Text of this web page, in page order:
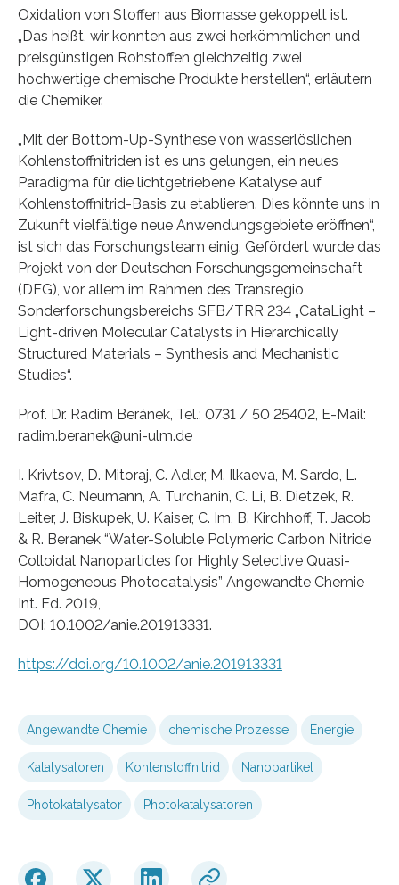
Oxidation von Stoffen aus Biomasse gekoppelt ist.
„Das heißt, wir konnten aus zwei herkömmlichen und
preisgünstigen Rohstoffen gleichzeitig zwei
hochwertige chemische Produkte herstellen“, erläutern
die Chemiker.
„Mit der Bottom-Up-Synthese von wasserlöslichen
Kohlenstoffnitriden ist es uns gelungen, ein neues
Paradigma für die lichtgetriebene Katalyse auf
Kohlenstoffnitrid-Basis zu etablieren. Dies könnte uns in
Zukunft vielfältige neue Anwendungsgebiete eröffnen“,
ist sich das Forschungsteam einig. Gefördert wurde das
Projekt von der Deutschen Forschungsgemeinschaft
(DFG), vor allem im Rahmen des Transregio
Sonderforschungsbereichs SFB/TRR 234 „CataLight –
Light-driven Molecular Catalysts in Hierarchically
Structured Materials – Synthesis and Mechanistic
Studies“.
Prof. Dr. Radim Beránek, Tel.: 0731 / 50 25402, E-Mail:
radim.beranek@uni-ulm.de
I. Krivtsov, D. Mitoraj, C. Adler, M. Ilkaeva, M. Sardo, L.
Mafra, C. Neumann, A. Turchanin, C. Li, B. Dietzek, R.
Leiter, J. Biskupek, U. Kaiser, C. Im, B. Kirchhoff, T. Jacob
& R. Beranek “Water-Soluble Polymeric Carbon Nitride
Colloidal Nanoparticles for Highly Selective Quasi-
Homogeneous Photocatalysis” Angewandte Chemie
Int. Ed. 2019,
DOI: 10.1002/anie.201913331.
https://doi.org/10.1002/anie.201913331
Angewandte Chemie chemische Prozesse Energie
Katalysatoren Kohlenstoffnitrid Nanopartikel
Photokatalysator Photokatalysatoren